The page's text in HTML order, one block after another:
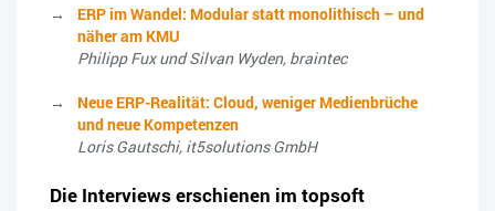
ERP im Wandel: Modular statt monolithisch – und
näher am KMU
Philipp Fux und Silvan Wyden, braintec
Neue ERP-Realität: Cloud, weniger Medienbrüche
und neue Kompetenzen
Loris Gautschi, it5solutions GmbH
Die Interviews erschienen im topsoft